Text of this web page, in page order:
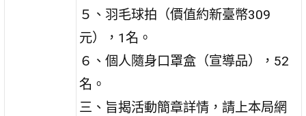
５、羽毛球拍（價值約新臺幣309
元），1名。
６、個人隨身口罩盒（宣導品），52
名。
三、旨揭活動簡章詳情，請上本局網